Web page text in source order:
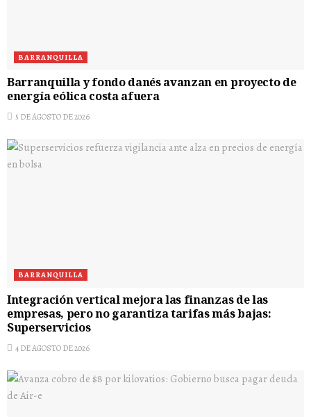
BARRANQUILLA
Barranquilla y fondo danés avanzan en proyecto de
energía eólica costa afuera
5 DE AGOSTO DE 2026
BARRANQUILLA
Integración vertical mejora las finanzas de las
empresas, pero no garantiza tarifas más bajas:
Superservicios
4 DE AGOSTO DE 2026